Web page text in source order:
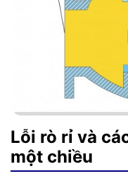
Lỗi rò rỉ và
một chiều